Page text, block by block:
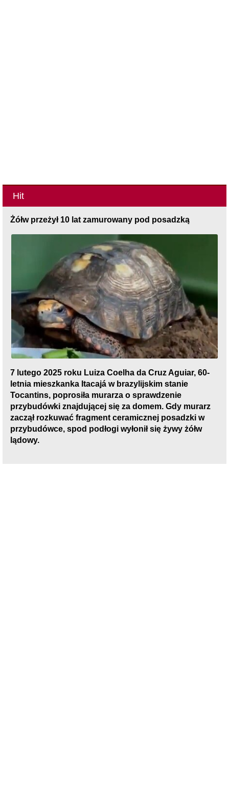
Hit
Żółw przeżył 10 lat zamurowany pod posadzką
7 lutego 2025 roku Luiza Coelha da Cruz Aguiar, 60-
letnia mieszkanka Itacajá w brazylijskim stanie
Tocantins, poprosiła murarza o sprawdzenie
przybudówki znajdującej się za domem. Gdy murarz
zaczął rozkuwać fragment ceramicznej posadzki w
przybudówce, spod podłogi wyłonił się żywy żółw
lądowy.